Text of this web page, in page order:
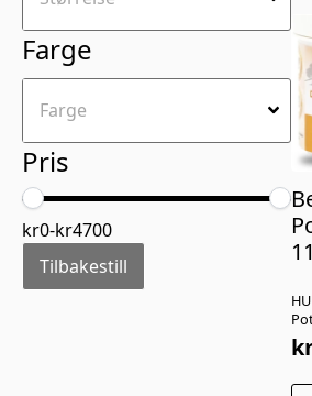
Farge
Pris
kr0-kr4700
Tilbakestill
på